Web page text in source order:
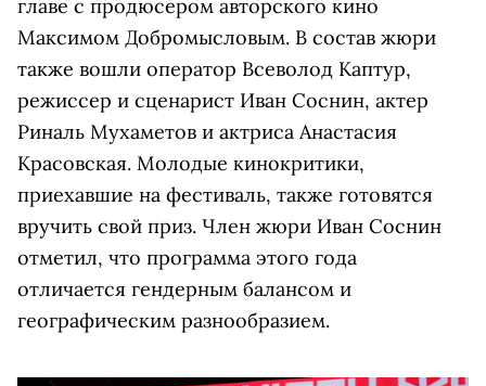
главе с продюсером авторского кино
Максимом Добромысловым. В состав жюри
также вошли оператор Всеволод Каптур,
режиссер и сценарист Иван Соснин, актер
Риналь Мухаметов и актриса Анастасия
Красовская. Молодые кинокритики,
приехавшие на фестиваль, также готовятся
вручить свой приз. Член жюри Иван Соснин
отметил, что программа этого года
отличается гендерным балансом и
географическим разнообразием.